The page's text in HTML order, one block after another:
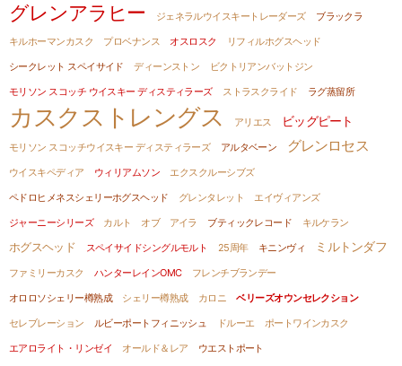
グレンアラヒー ジェネラルウイスキートレーダーズ
ブラックラ
キルホーマンカスク
プロベナンス オスロスク
リフィルホグスヘッド
シークレット スペイサイド
ディーンストン
ビクトリアンバットジン
モリソン スコッチ ウイスキー ディスティラーズ
ストラスクライド ラグ蒸留所
カスクストレングス アリエス ビッグピート
モリソン スコッチウイスキー ディスティラーズ アルタベーン グレンロセス
ウイスキペディア ウィリアムソン
エクスクルーシブズ
ペドロヒメネスシェリーホグスヘッド
グレンタレット
エイヴィアンズ
ジャーニーシリーズ
カルト オブ アイラ ブティックレコード キルケラン
ホグスヘッド スペイサイドシングルモルト 25周年 キニンヴィ ミルトンダフ
ファミリーカスク ハンターレインOMC
フレンチブランデー
オロロソシェリー樽熟成
シェリー樽熟成 カロニ
ベリーズオウンセレクション
セレブレーション
ルビーポートフィニッシュ ドルーエ
ポートワインカスク
エアロライト・リンゼイ
オールド＆レア ウエストポート